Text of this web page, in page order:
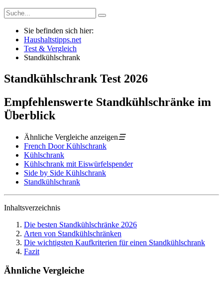
Sie befinden sich hier:
Haushaltstipps.net
Test & Vergleich
Standkühlschrank
Standkühlschrank Test 2026
Empfehlenswerte Standkühlschränke im
Überblick
Ähnliche Vergleiche anzeigen☰
French Door Kühlschrank
Kühlschrank
Kühlschrank mit Eiswürfelspender
Side by Side Kühlschrank
Standkühlschrank
Inhaltsverzeichnis
Die besten Standkühlschränke 2026
Arten von Standkühlschränken
Die wichtigsten Kaufkriterien für einen Standkühlschrank
Fazit
Ähnliche Vergleiche